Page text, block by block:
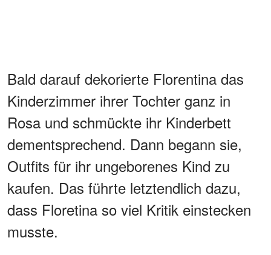
Bald darauf dekorierte Florentina das
Kinderzimmer ihrer Tochter ganz in
Rosa und schmückte ihr Kinderbett
dementsprechend. Dann begann sie,
Outfits für ihr ungeborenes Kind zu
kaufen. Das führte letztendlich dazu,
dass Floretina so viel Kritik einstecken
musste.